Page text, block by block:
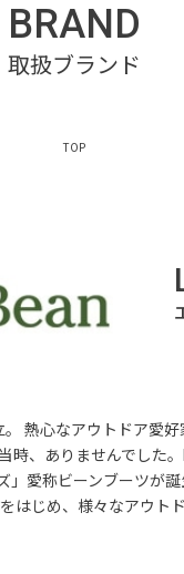
BRAND
TOP
熱心なアウトドア
、ありませんでした
愛称ビーンブーツが
じめ、様々なアウ